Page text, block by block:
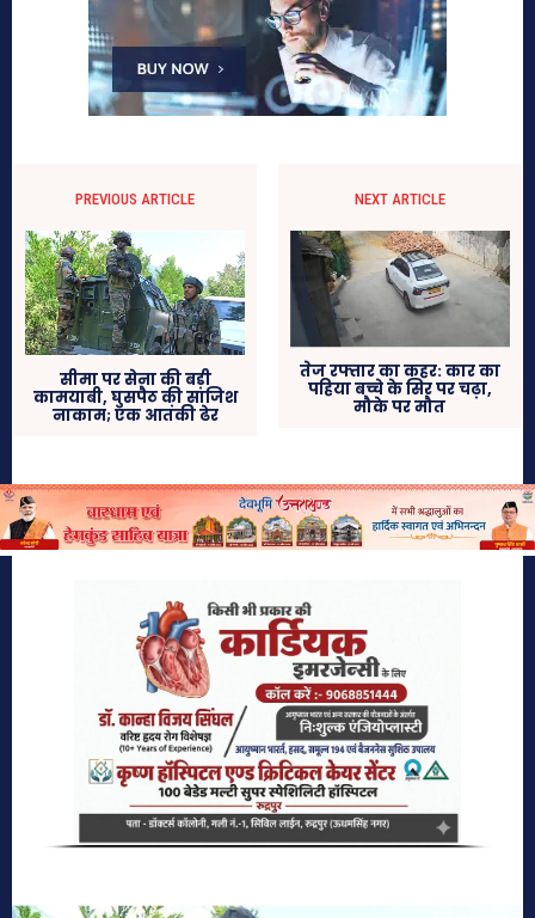
PREVIOUS ARTICLE
सीमा पर सेना की बड़ी
कामयाबी, घुसपैठ की साजिश
नाकाम; एक आतंकी ढेर
NEXT ARTICLE
तेज रफ्तार का कहर: कार का
पहिया बच्चे के सिर पर चढ़ा,
मौके पर मौत